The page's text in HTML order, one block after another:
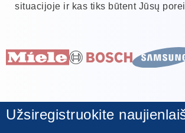
situacijoje ir kas tiks būtent Jūsų
Užsiregistruokite